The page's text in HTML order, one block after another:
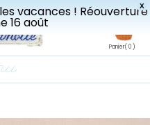
X
vacances ! Réouverture
16 août
de 150€ en France.
Panier( 0 )